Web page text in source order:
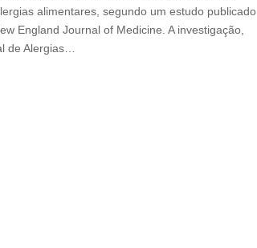
alimentares, segundo um estudo publicado
England Journal of Medicine. A investigação,
de Alergias…